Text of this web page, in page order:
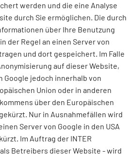
werden und die eine Analyse
durch Sie ermöglichen. Die durch
über Ihre Benutzung
der Regel an einen Server von
und dort gespeichert. Im Falle
auf dieser Website,
Google jedoch innerhalb von
Union oder in anderen
über den Europäischen
Nur in Ausnahmefällen wird
Server von Google in den USA
Im Auftrag der INTER
Betreibers dieser Website - wird